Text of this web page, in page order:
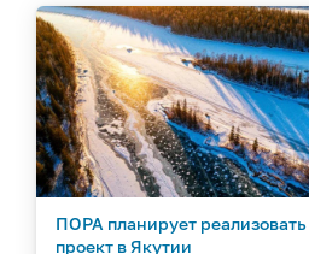
ПОРА планирует
проект в Якутии